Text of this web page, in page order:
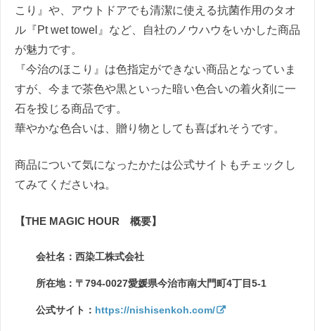
こり』や、アウトドアでも清潔に使える抗菌作用のタオ
ル『Pt wet towel』など、自社のノウハウをいかした商品
が魅力です。
『今治のほこり』は色指定ができない商品となっていま
すが、今まで茶色や黒といった暗い色合いの着火剤に一
石を投じる商品です。
華やかな色合いは、贈り物としても喜ばれそうです。
商品について気になったかたは公式サイトもチェックし
てみてくださいね。
【THE MAGIC HOUR 概要】
会社名：西染工株式会社
所在地：〒794-0027愛媛県今治市南大門町4丁目5-1
公式サイト： https://nishisenkoh.com/